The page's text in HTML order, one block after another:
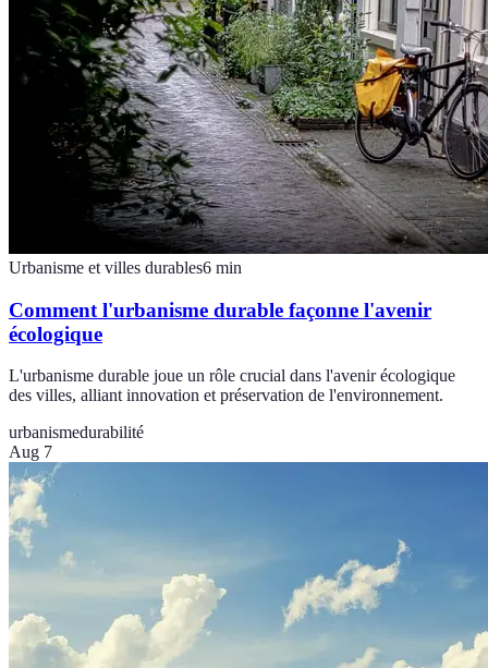
Urbanisme et villes durables6 min
Comment l'urbanisme durable façonne l'avenir
écologique
L'urbanisme durable joue un rôle crucial dans l'avenir écologique
des villes, alliant innovation et préservation de l'environnement.
urbanismedurabilité
Aug 7